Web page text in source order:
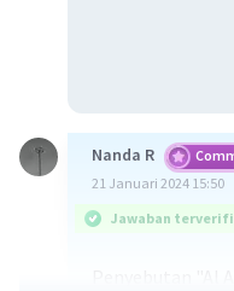
Nanda R
21 Januari 2024 15:50
Jawaban